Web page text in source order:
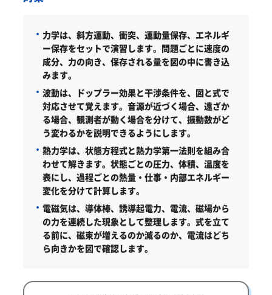
力学は、斜方運動、衝突、運動量保存、エネルギ
ー保存をセットで演習します。問題ごとに速度の
成分、力の向き、保存される量を図の中に書き込
みます。
波動は、ドップラー効果と干渉条件を、図と式で
対応させて覚えます。音源が近づく場合、遠ざか
る場合、観測者が動く場合を分けて、振動数がど
う変わるかを説明できるようにします。
熱力学は、状態方程式と熱力学第一法則を組み合
わせて解きます。状態ごとの圧力、体積、温度を
表にし、過程ごとの熱量・仕事・内部エネルギー
変化を分けて計算します。
電磁気は、導体棒、誘導起電力、電流、磁場から
の力を連続した現象として整理します。式を立て
る前に、磁束が増えるのか減るのか、電流はどち
ら向きかを図で確認します。